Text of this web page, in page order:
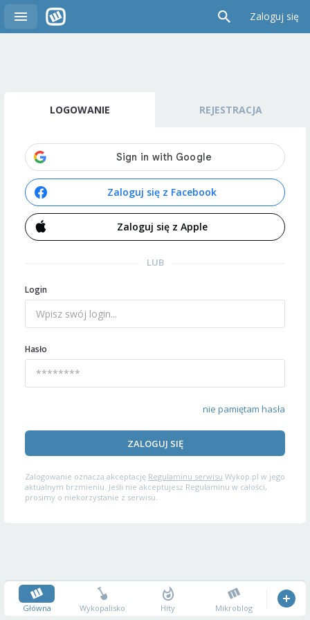
Zaloguj się
LOGOWANIE REJESTRACJA
Zaloguj się z Facebook
Zaloguj się z Apple
LUB
Login
Hasło
nie pamiętam hasła
ZALOGUJ SIĘ
Zalogowanie oznacza akceptację Regulaminu serwisu Wykop.pl w jego
aktualnym brzmieniu. Jeśli nie akceptujesz Regulaminu w całości,
prosimy o niekorzystanie z serwisu.
Główna Wykopalisko Hity Mikroblog